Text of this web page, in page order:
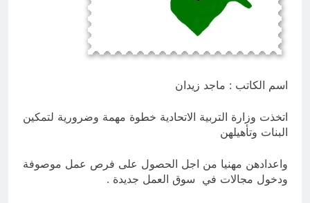
8 ساعات Ago
المخطط البياني للموت / راي الفلسفة
التجريدية للانسان
اسم الكاتب : ماجد زيدان
اتخذت وزارة التربية الاتحادية خطوة مهمة وضرورية لتمكين
البنات وتأهيلهن
واعدادهن مهنيا من اجل الحصول على فرص عمل موصوفة
ودخول مجالات في سوق العمل جديدة .